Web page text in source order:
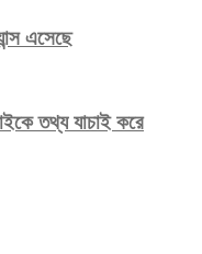
এসেছে
তথ্য যাচাই করে